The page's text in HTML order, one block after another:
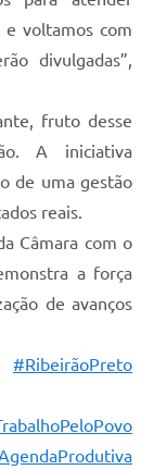
e voltamos com
divulgadas”,
fruto desse
A iniciativa
de uma gestão
reais.
Câmara com o
a força
de avanços
#RibeirãoPreto